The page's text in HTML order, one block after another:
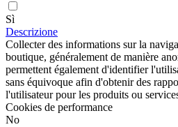
Sì
Descrizione
Collecter des informations sur la
boutique, généralement de manière
permettent également d'identifier
sans équivoque afin d'obtenir des
l'utilisateur pour les produits ou
Cookies de performance
No